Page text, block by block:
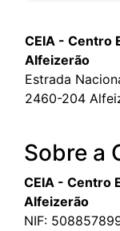
CEIA - Centro
Alfeizerão
Estrada
2460-204
Sobre a
CEIA - Centro
Alfeizerão
NIF: